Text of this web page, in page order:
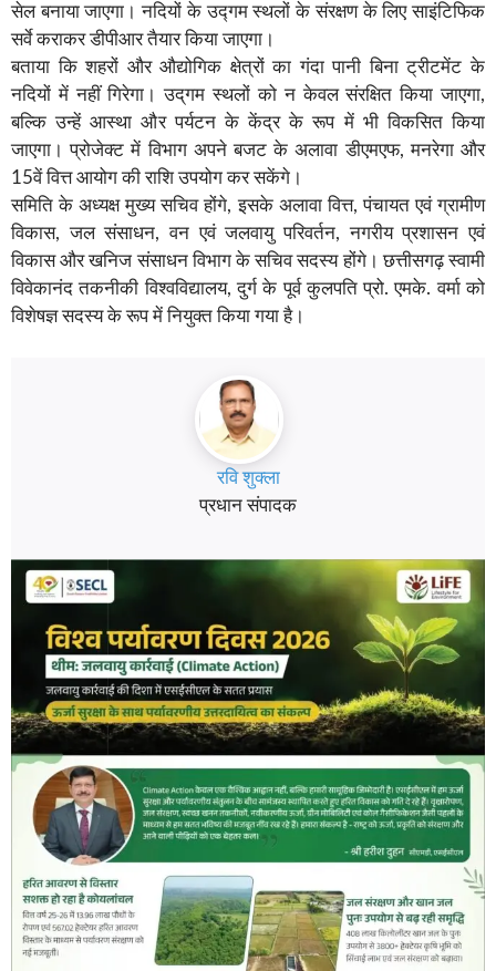
सेल बनाया जाएगा। नदियों के उद्गम स्थलों के संरक्षण के लिए साइंटिफिक
सर्वे कराकर डीपीआर तैयार किया जाएगा।
बताया कि शहरों और औद्योगिक क्षेत्रों का गंदा पानी बिना ट्रीटमेंट के
नदियों में नहीं गिरेगा। उद्‌गम स्थलों को न केवल संरक्षित किया जाएगा,
बल्कि उन्हें आस्था और पर्यटन के केंद्र के रूप में भी विकसित किया
जाएगा। प्रोजेक्ट में विभाग अपने बजट के अलावा डीएमएफ, मनरेगा और
15वें वित्त आयोग की राशि उपयोग कर सकेंगे।
समिति के अध्यक्ष मुख्य सचिव होंगे, इसके अलावा वित्त, पंचायत एवं ग्रामीण
विकास, जल संसाधन, वन एवं जलवायु परिवर्तन, नगरीय प्रशासन एवं
विकास और खनिज संसाधन विभाग के सचिव सदस्य होंगे। छत्तीसगढ़ स्वामी
विवेकानंद तकनीकी विश्वविद्यालय, दुर्ग के पूर्व कुलपति प्रो. एमके. वर्मा को
विशेषज्ञ सदस्य के रूप में नियुक्त किया गया है।
रवि शुक्ला
प्रधान संपादक